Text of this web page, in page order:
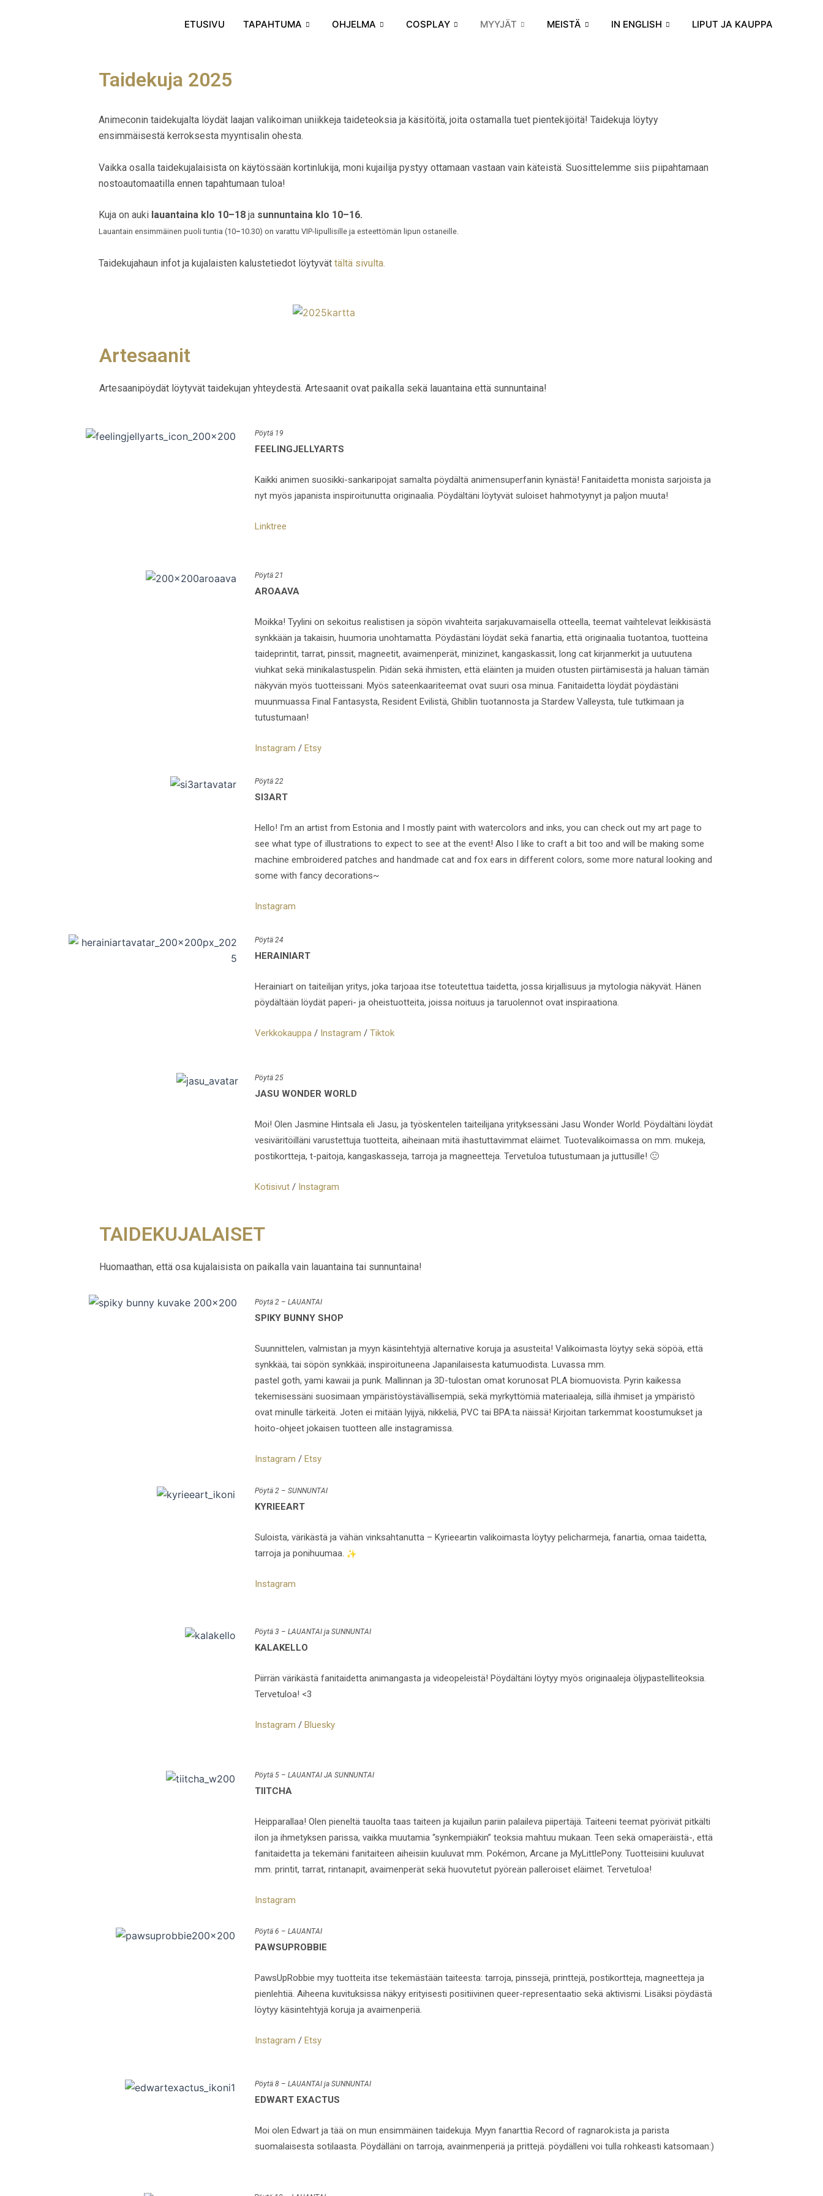
ETUSIVU TAPAHTUMA OHJELMA COSPLAY MYYJÄT MEISTÄ IN ENGLISH LIPUT JA KAUPPA
Taidekuja 2025
Animeconin taidekujalta löydät laajan valikoiman uniikkeja taideteoksia ja käsitöitä, joita ostamalla tuet pientekijöitä! Taidekuja löytyy
ensimmäisestä kerroksesta myyntisalin ohesta.
Vaikka osalla taidekujalaisista on käytössään kortinlukija, moni kujailija pystyy ottamaan vastaan vain käteistä. Suosittelemme siis piipahtamaan
nostoautomaatilla ennen tapahtumaan tuloa!
Kuja on auki lauantaina klo 10–18 ja sunnuntaina klo 10–16.
Lauantain ensimmäinen puoli tuntia (10–10.30) on varattu VIP-lipullisille ja esteettömän lipun ostaneille.
Taidekujahaun infot ja kujalaisten kalustetiedot löytyvät tältä sivulta.
Artesaanit
Artesaanipöydät löytyvät taidekujan yhteydestä. Artesaanit ovat paikalla sekä lauantaina että sunnuntaina!
Pöytä 19
FEELINGJELLYARTS
Kaikki animen suosikki-sankaripojat samalta pöydältä animensuperfanin kynästä! Fanitaidetta monista sarjoista ja
nyt myös japanista inspiroitunutta originaalia. Pöydältäni löytyvät suloiset hahmotyynyt ja paljon muuta!
Linktree
Pöytä 21
AROAAVA
Moikka! Tyylini on sekoitus realistisen ja söpön vivahteita sarjakuvamaisella otteella, teemat vaihtelevat leikkisästä
synkkään ja takaisin, huumoria unohtamatta. Pöydästäni löydät sekä fanartia, että originaalia tuotantoa, tuotteina
taideprintit, tarrat, pinssit, magneetit, avaimenperät, minizinet, kangaskassit, long cat kirjanmerkit ja uutuutena
viuhkat sekä minikalastuspelin. Pidän sekä ihmisten, että eläinten ja muiden otusten piirtämisestä ja haluan tämän
näkyvän myös tuotteissani. Myös sateenkaariteemat ovat suuri osa minua. Fanitaidetta löydät pöydästäni
muunmuassa Final Fantasysta, Resident Evilistä, Ghiblin tuotannosta ja Stardew Valleysta, tule tutkimaan ja
tutustumaan!
Instagram / Etsy
Pöytä 22
SI3ART
Hello! I’m an artist from Estonia and I mostly paint with watercolors and inks, you can check out my art page to
see what type of illustrations to expect to see at the event! Also I like to craft a bit too and will be making some
machine embroidered patches and handmade cat and fox ears in different colors, some more natural looking and
some with fancy decorations~
Instagram
Pöytä 24
HERAINIART
Herainiart on taiteilijan yritys, joka tarjoaa itse toteutettua taidetta, jossa kirjallisuus ja mytologia näkyvät. Hänen
pöydältään löydät paperi- ja oheistuotteita, joissa noituus ja taruolennot ovat inspiraationa.
Verkkokauppa / Instagram /Tiktok
Pöytä 25
JASU WONDER WORLD
Moi! Olen Jasmine Hintsala eli Jasu, ja työskentelen taiteilijana yrityksessäni Jasu Wonder World. Pöydältäni löydät
vesiväritöilläni varustettuja tuotteita, aiheinaan mitä ihastuttavimmat eläimet. Tuotevalikoimassa on mm. mukeja,
postikortteja, t-paitoja, kangaskasseja, tarroja ja magneetteja. Tervetuloa tutustumaan ja juttusille! 🙂
Kotisivut / Instagram
TAIDEKUJALAISET
Huomaathan, että osa kujalaisista on paikalla vain lauantaina tai sunnuntaina!
Pöytä 2 – LAUANTAI
SPIKY BUNNY SHOP
Suunnittelen, valmistan ja myyn käsintehtyjä alternative koruja ja asusteita! Valikoimasta löytyy sekä söpöä, että
synkkää, tai söpön synkkää; inspiroituneena Japanilaisesta katumuodista. Luvassa mm.
pastel goth, yami kawaii ja punk. Mallinnan ja 3D-tulostan omat korunosat PLA biomuovista. Pyrin kaikessa
tekemisessäni suosimaan ympäristöystävällisempiä, sekä myrkyttömiä materiaaleja, sillä ihmiset ja ympäristö
ovat minulle tärkeitä. Joten ei mitään lyijyä, nikkeliä, PVC tai BPA:ta näissä! Kirjoitan tarkemmat koostumukset ja
hoito-ohjeet jokaisen tuotteen alle instagramissa.
Instagram /Etsy
Pöytä 2 – SUNNUNTAI
KYRIEEART
Suloista, värikästä ja vähän vinksahtanutta – Kyrieeartin valikoimasta löytyy pelicharmeja, fanartia, omaa taidetta,
tarroja ja ponihuumaa.
Instagram
Pöytä 3 – LAUANTAI ja SUNNUNTAI
KALAKELLO
Piirrän värikästä fanitaidetta animangasta ja videopeleistä! Pöydältäni löytyy myös originaaleja öljypastelliteoksia.
Tervetuloa! <3
Instagram /Bluesky
Pöytä 5 – LAUANTAI JA SUNNUNTAI
TIITCHA
Heipparallaa! Olen pieneltä tauolta taas taiteen ja kujailun pariin palaileva piipertäjä. Taiteeni teemat pyörivät pitkälti
ilon ja ihmetyksen parissa, vaikka muutamia “synkempiäkin” teoksia mahtuu mukaan. Teen sekä omaperäistä-, että
fanitaidetta ja tekemäni fanitaiteen aiheisiin kuuluvat mm. Pokémon, Arcane ja MyLittlePony. Tuotteisiini kuuluvat
mm. printit, tarrat, rintanapit, avaimenperät sekä huovutetut pyöreän palleroiset eläimet. Tervetuloa!
Instagram
Pöytä 6 – LAUANTAI
PAWSUPROBBIE
PawsUpRobbie myy tuotteita itse tekemästään taiteesta: tarroja, pinssejä, printtejä, postikortteja, magneetteja ja
pienlehtiä. Aiheena kuvituksissa näkyy erityisesti positiivinen queer-representaatio sekä aktivismi. Lisäksi pöydästä
löytyy käsintehtyjä koruja ja avaimenperiä.
Instagram /Etsy
Pöytä 8 – LAUANTAI ja SUNNUNTAI
EDWART EXACTUS
Moi olen Edwart ja tää on mun ensimmäinen taidekuja. Myyn fanarttia Record of ragnarok:ista ja parista
suomalaisesta sotilaasta. Pöydälläni on tarroja, avainmenperiä ja prittejä. pöydälleni voi tulla rohkeasti katsomaan:)